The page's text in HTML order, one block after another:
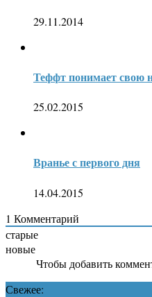
29.11.2014
Теффт понимает свою
25.02.2015
Вранье с первого дня
14.04.2015
1 Комментарий
старые
новые
Чтобы добавить
Свежее: